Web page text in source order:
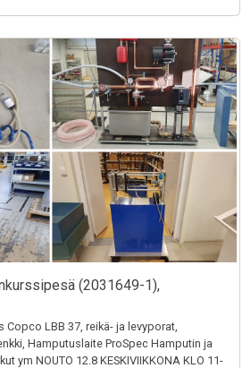
(2031649-1),
Copco LBB 37, reikä- ja levyporat,
Hamputuslaite ProSpec Hamputin ja
ym NOUTO 12.8 KESKIVIIKKONA KLO 11-